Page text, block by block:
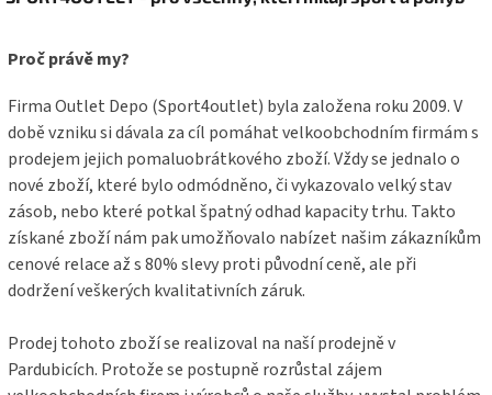
aProč právě my?
Firma Outlet Depo (Sport4outlet) byla založena roku 2009. V
době vzniku si dávala za cíl pomáhat velkoobchodním firmám s
prodejem jejich pomaluobrátkového zboží. Vždy se jednalo o
nové zboží, které bylo odmódněno, či vykazovalo velký stav
zásob, nebo které potkal špatný odhad kapacity trhu. Takto
získané zboží nám pak umožňovalo nabízet našim zákazníkům
cenové relace až s 80% slevy proti původní ceně, ale při
dodržení veškerých kvalitativních záruk.
Prodej tohoto zboží se realizoval na naší prodejně v
Pardubicích. Protože se postupně rozrůstal zájem